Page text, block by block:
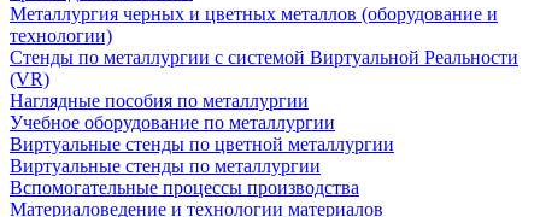
Металлургия черных и цветных металлов (оборудование и
технологии)
Cтенды по металлургии с системой Виртуальной Реальности
(VR)
Наглядные пособия по металлургии
Учебное оборудование по металлургии
Виртуальные стенды по цветной металлургии
Виртуальные стенды по металлургии
Вспомогательные процессы производства
Материаловедение и технологии материалов